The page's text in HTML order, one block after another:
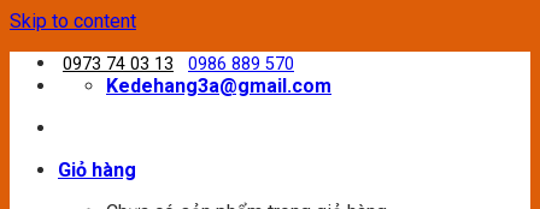
Skip to content
0973 74 03 13 0986 889 570
Kedehang3a@gmail.com
Giỏ hàng